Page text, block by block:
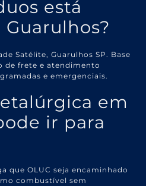
está
Satélite, Guarulhos SP. Base
de frete e atendimento
e emergenciais.
em
ir para
que OLUC seja encaminhado
combustível sem